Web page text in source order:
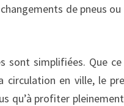
de pneus
sont simplifiées. Que
circulation en ville, le
qu’à profiter